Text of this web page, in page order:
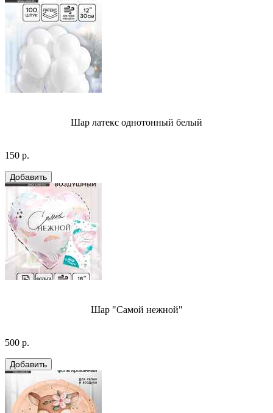
Шар латекс однотонный белый
150 р.
Шар "Самой нежной"
500 р.